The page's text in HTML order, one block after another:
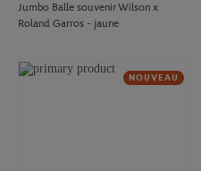
Jumbo Balle souvenir Wilson x
Roland Garros - jaune
NOUVEAU